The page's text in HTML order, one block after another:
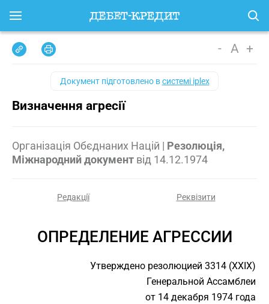
- A +
Документ підготовлено всистемі iplex
Визначення агресії
Організація Обєднаних Націй | Резолюція,
Міжнародний документ від 14.12.1974
Редакції Реквізити
ОПРЕДЕЛЕНИЕ АГРЕССИИ
Утверждено резолюцией 3314 (ХХIХ)
Генеральной Ассамблеи
от 14 декабря 1974 года